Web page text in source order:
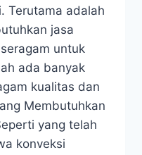
Terutama adalah
jasa
untuk
ada banyak
kualitas dan
Membutuhkan
yang telah
konveksi